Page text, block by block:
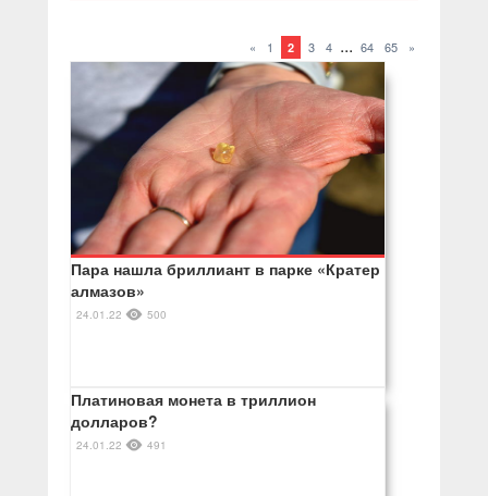
« 1 2 3 4 ... 64 65 »
Пара нашла бриллиант в парке «Кратер
алмазов»
24.01.22 500
Платиновая монета в триллион
долларов?
24.01.22 491